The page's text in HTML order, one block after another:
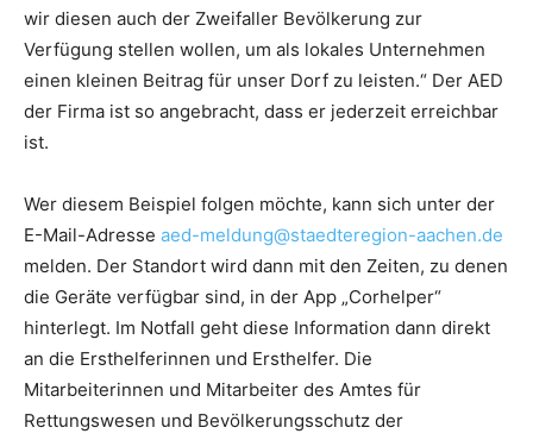
wir diesen auch der Zweifaller Bevölkerung zur
Verfügung stellen wollen, um als lokales Unternehmen
einen kleinen Beitrag für unser Dorf zu leisten.“ Der AED
der Firma ist so angebracht, dass er jederzeit erreichbar
ist.
Wer diesem Beispiel folgen möchte, kann sich unter der
E-Mail-Adresse aed-meldung@staedteregion-aachen.de
melden. Der Standort wird dann mit den Zeiten, zu denen
die Geräte verfügbar sind, in der App „Corhelper“
hinterlegt. Im Notfall geht diese Information dann direkt
an die Ersthelferinnen und Ersthelfer. Die
Mitarbeiterinnen und Mitarbeiter des Amtes für
Rettungswesen und Bevölkerungsschutz der